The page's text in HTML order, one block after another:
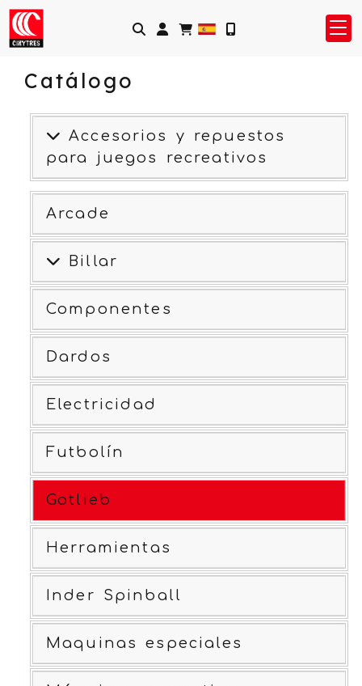
Identifícate
Catálogo
Accesorios y repuestos
para juegos recreativos
Arcade
Billar
Componentes
Dardos
Electricidad
Futbolín
Gotlieb
Herramientas
Inder Spinball
Maquinas especiales